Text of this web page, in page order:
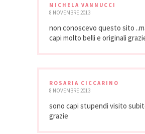
MICHELA VANNUCCI
8 NOVEMBRE 2013
non conoscevo questo sito
capi molto belli e originali
ROSARIA CICCARINO
8 NOVEMBRE 2013
sono capi stupendi visito
grazie